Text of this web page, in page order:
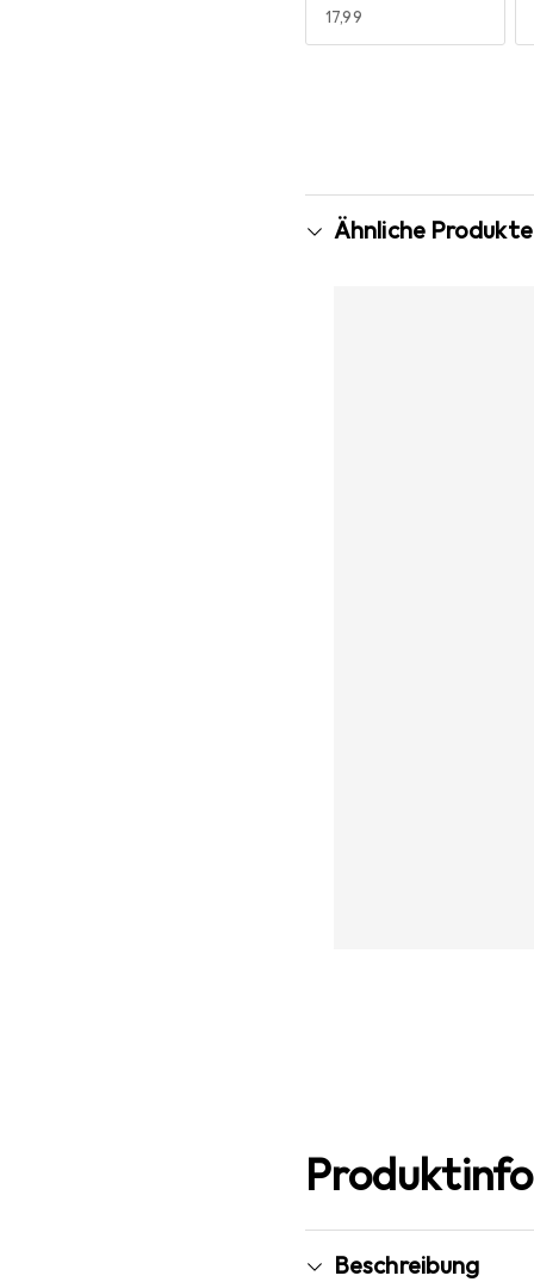
EUR
17,99
Ähnliche
Beschreibung